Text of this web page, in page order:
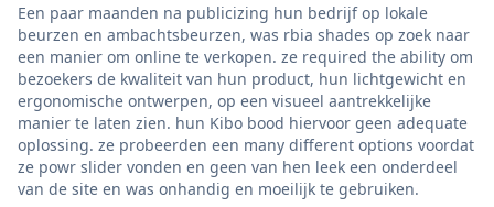
Een paar maanden na publicizing hun bedrijf op lokale
beurzen en ambachtsbeurzen, was rbia shades op zoek naar
een manier om online te verkopen. ze required the ability om
bezoekers de kwaliteit van hun product, hun lichtgewicht en
ergonomische ontwerpen, op een visueel aantrekkelijke
manier te laten zien. hun Kibo bood hiervoor geen adequate
oplossing. ze probeerden een many different options voordat
ze powr slider vonden en geen van hen leek een onderdeel
van de site en was onhandig en moeilijk te gebruiken.